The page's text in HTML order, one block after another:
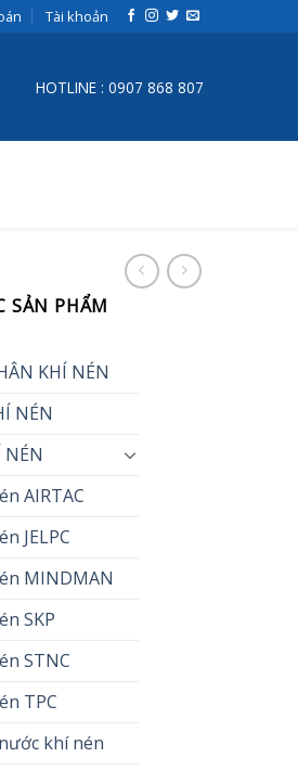
Tài khoản
HOTLINE : 0907 868 807
SẢN PHẨM
KHÍ NÉN
NÉN
NÉN
AIRTAC
JELPC
MINDMAN
SKP
STNC
TPC
khí nén